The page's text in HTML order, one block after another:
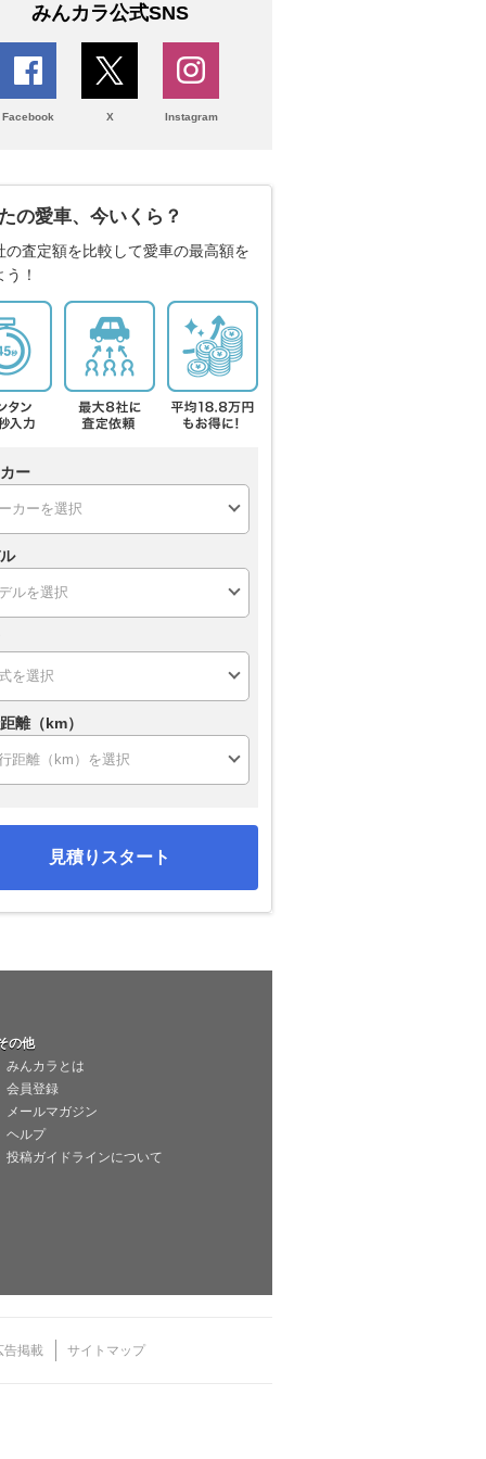
みんカラ公式SNS
Facebook X Instagram
の愛車、今いくら？
の査定額を比較して愛車の最高額を
！
ー
離（km）
見積りスタート
の他
みんカラとは
会員登録
メールマガジン
ヘルプ
投稿ガイドラインについて
告掲載 サイトマップ